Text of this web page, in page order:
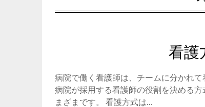
看護
病院で働く看護師は、チームに分かれ
病院が採用する看護師の役割を決める
まざまです。 看護方式は…